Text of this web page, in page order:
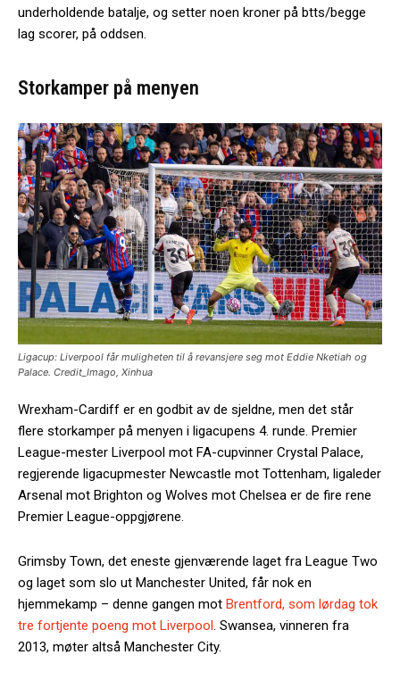
underholdende batalje, og setter noen kroner på btts/begge
lag scorer, på oddsen.
Storkamper på menyen
Ligacup: Liverpool får muligheten til å revansjere seg mot Eddie Nketiah og
Palace. Credit_Imago, Xinhua
Wrexham-Cardiff er en godbit av de sjeldne, men det står
flere storkamper på menyen i ligacupens 4. runde. Premier
League-mester Liverpool mot FA-cupvinner Crystal Palace,
regjerende ligacupmester Newcastle mot Tottenham, ligaleder
Arsenal mot Brighton og Wolves mot Chelsea er de fire rene
Premier League-oppgjørene.
Grimsby Town, det eneste gjenværende laget fra League Two
og laget som slo ut Manchester United, får nok en
hjemmekamp – denne gangen mot Brentford, som lørdag tok
tre fortjente poeng mot Liverpool. Swansea, vinneren fra
2013, møter altså Manchester City.